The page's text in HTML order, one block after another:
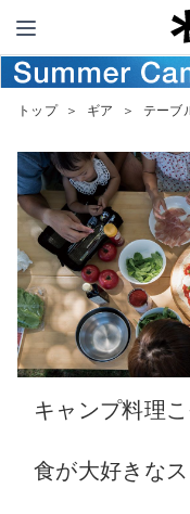
トップ ＞ ギア ＞ テーブ
キャンプ料理
食が大好きな